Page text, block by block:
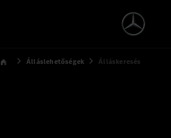
Álláslehetőségek Álláskeresés